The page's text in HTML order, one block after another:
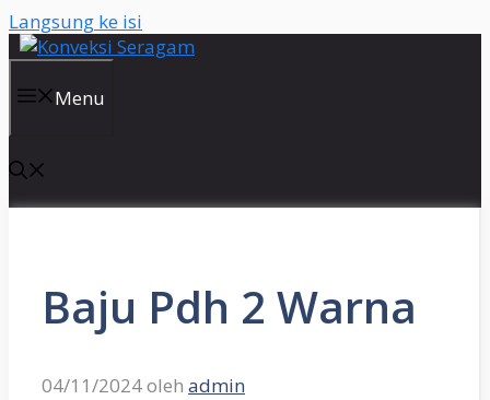
Langsung ke isi
Menu
Baju Pdh 2 Warna
04/11/2024oleh admin